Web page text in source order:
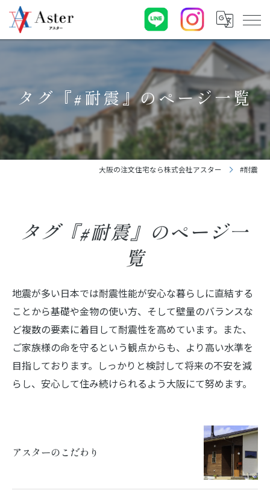
タグ『#耐震』のページ一覧
大阪の注文住宅なら株式会社アスター #耐震
タグ『#耐震』のページ一
覧
地震が多い日本では耐震性能が安心な暮らしに直結する
ことから基礎や金物の使い方、そして壁量のバランスな
ど複数の要素に着目して耐震性を高めています。また、
ご家族様の命を守るという観点からも、より高い水準を
目指しております。しっかりと検討して将来の不安を減
らし、安心して住み続けられるよう大阪にて努めます。
アスターのこだわり